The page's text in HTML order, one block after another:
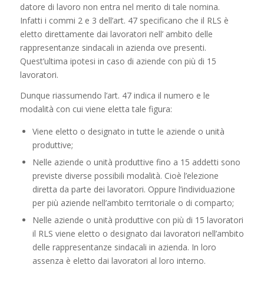
datore di lavoro non entra nel merito di tale nomina.
Infatti i commi 2 e 3 dell’art. 47 specificano che il RLS è
eletto direttamente dai lavoratori nell’ ambito delle
rappresentanze sindacali in azienda ove presenti.
Quest’ultima ipotesi in caso di aziende con più di 15
lavoratori.
Dunque riassumendo l’art. 47 indica il numero e le
modalità con cui viene eletta tale figura:
Viene eletto o designato in tutte le aziende o unità
produttive;
Nelle aziende o unità produttive fino a 15 addetti sono
previste diverse possibili modalità. Cioè l’elezione
diretta da parte dei lavoratori. Oppure l’individuazione
per più aziende nell’ambito territoriale o di comparto;
Nelle aziende o unità produttive con più di 15 lavoratori
il RLS viene eletto o designato dai lavoratori nell’ambito
delle rappresentanze sindacali in azienda. In loro
assenza è eletto dai lavoratori al loro interno.